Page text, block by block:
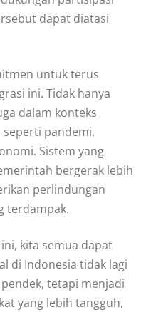
dapat diatasi
untuk terus
ini. Tidak hanya
dalam konteks
pandemi,
Sistem yang
bergerak lebih
perlindungan
terdampak.
kita semua dapat
di Indonesia tidak lagi
tetapi menjadi
yang lebih tangguh,